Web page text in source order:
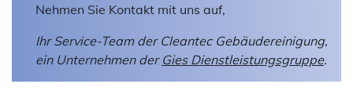
Nehmen Sie Kontakt mit uns auf,
Ihr Service-Team der Cleantec Gebäudereinigung,
ein Unternehmen der Gies Dienstleistungsgruppe.